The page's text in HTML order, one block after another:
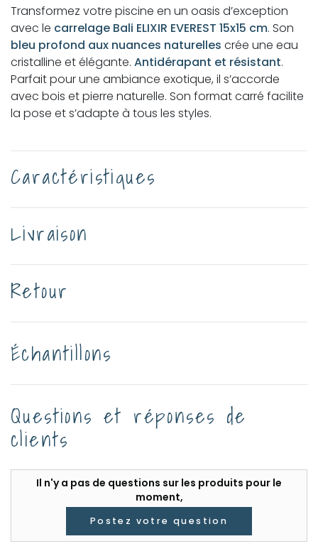
Transformez votre piscine en un oasis d’exception
avec le carrelage Bali ELIXIR EVEREST 15x15 cm. Son
bleu profond aux nuances naturelles crée une eau
cristalline et élégante. Antidérapant et résistant.
Parfait pour une ambiance exotique, il s’accorde
avec bois et pierre naturelle. Son format carré facilite
la pose et s’adapte à tous les styles.
Caractéristiques
Livraison
Retour
Échantillons
Questions et réponses de
clients
Il n'y a pas de questions sur les produits pour le
moment,
Postez votre question